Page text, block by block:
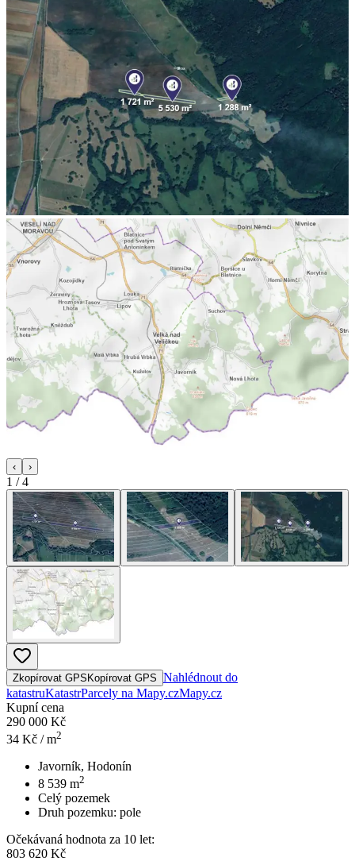
‹ ›
1 /4
Zkopírovat GPSKopírovat GPS Nahlédnout do
katastruKatastrParcely na Mapy.czMapy.cz
Kupní cena
290 000 Kč
34 Kč / m2
Javorník, Hodonín
8 539 m2
Celý pozemek
Druh pozemku: pole
Očekávaná hodnota za 10 let:
803 620 Kč